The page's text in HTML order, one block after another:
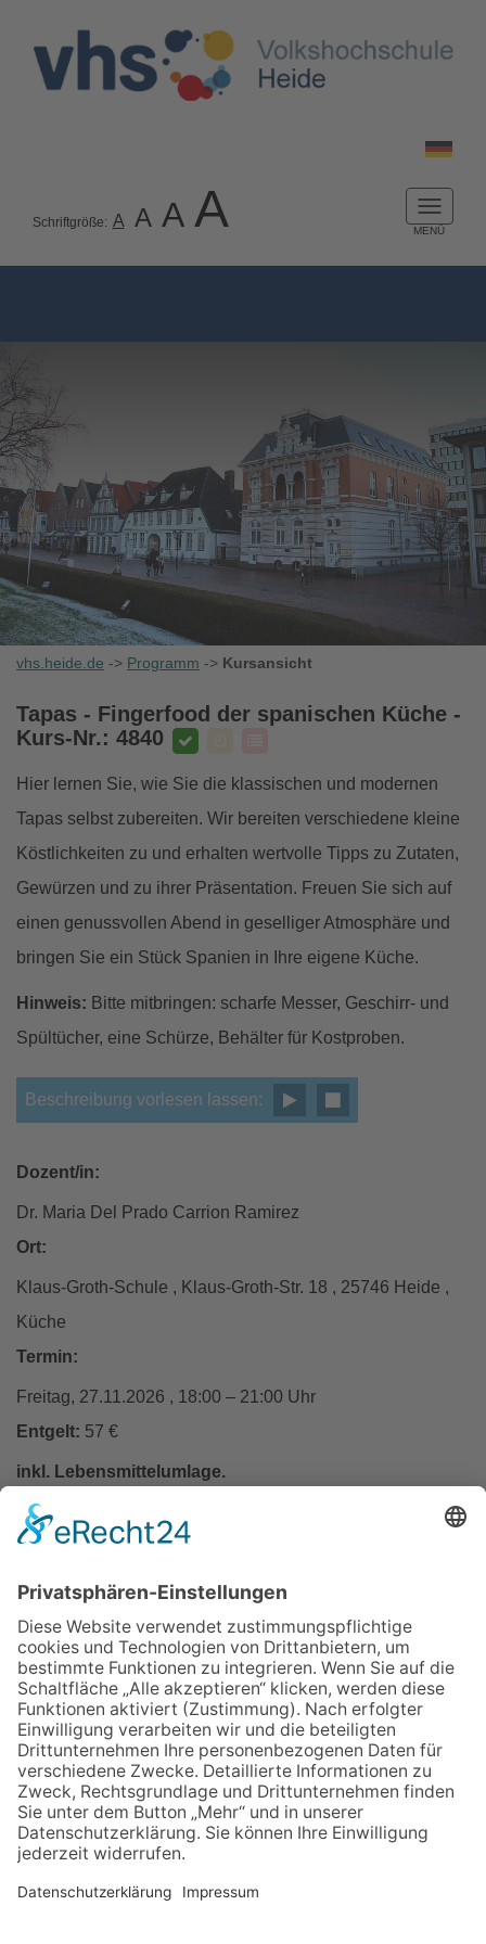
Schriftgröße: A A A A
vhs.heide.de -> Programm -> Kursansicht
Tapas - Fingerfood der spanischen Küche -
Kurs-Nr.: 4840
Hier lernen Sie, wie Sie die klassischen und modernen
Tapas selbst zubereiten. Wir bereiten verschiedene kleine
Köstlichkeiten zu und erhalten wertvolle Tipps zu Zutaten,
Gewürzen und zu ihrer Präsentation. Freuen Sie sich auf
einen genussvollen Abend in geselliger Atmosphäre und
bringen Sie ein Stück Spanien in Ihre eigene Küche.
Hinweis: Bitte mitbringen: scharfe Messer, Geschirr- und
Spültücher, eine Schürze, Behälter für Kostproben.
Beschreibung vorlesen lassen:
Dozent/in:
Dr. Maria Del Prado Carrion Ramirez
Ort:
Klaus-Groth-Schule , Klaus-Groth-Str. 18 , 25746 Heide ,
Küche
Termin:
Freitag, 27.11.2026 , 18:00 – 21:00 Uhr
Entgelt: 57 €
inkl. Lebensmittelumlage.
Zurück
Impressum